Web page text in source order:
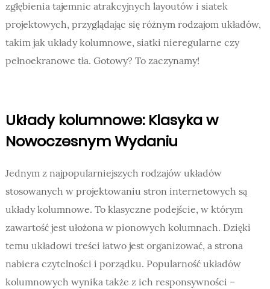
zgłębienia tajemnic atrakcyjnych layoutów i siatek
projektowych, przyglądając się różnym rodzajom układów,
takim jak układy kolumnowe, siatki nieregularne czy
pełnoekranowe tła. Gotowy? To zaczynamy!
Układy kolumnowe: Klasyka w
Nowoczesnym Wydaniu
Jednym z najpopularniejszych rodzajów układów
stosowanych w projektowaniu stron internetowych są
układy kolumnowe. To klasyczne podejście, w którym
zawartość jest ułożona w pionowych kolumnach. Dzięki
temu układowi treści łatwo jest organizować, a strona
nabiera czytelności i porządku. Popularność układów
kolumnowych wynika także z ich responsywności –